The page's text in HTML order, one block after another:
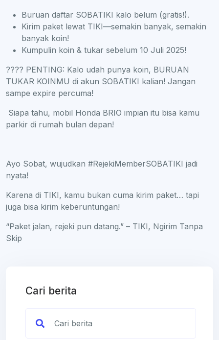
Buruan daftar SOBATIKI kalo belum (gratis!).
Kirim paket lewat TIKI—semakin banyak, semakin
banyak koin!
Kumpulin koin & tukar sebelum 10 Juli 2025!
???? PENTING: Kalo udah punya koin, BURUAN
TUKAR KOINMU di akun SOBATIKI kalian! Jangan
sampe expire percuma!
Siapa tahu, mobil Honda BRIO impian itu bisa kamu
parkir di rumah bulan depan!
Ayo Sobat, wujudkan #RejekiMemberSOBATIKI jadi
nyata!
Karena di TIKI, kamu bukan cuma kirim paket… tapi
juga bisa kirim keberuntungan!
“Paket jalan, rejeki pun datang.” – TIKI, Ngirim Tanpa
Skip
Cari berita